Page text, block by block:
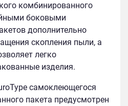
комбинированного
боковыми
дополнительно
скопления пыли, а
легко
изделия.
самоклеющегося
пакета предусмотрен